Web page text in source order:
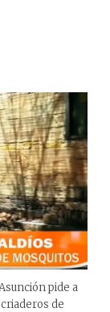
pide a
de